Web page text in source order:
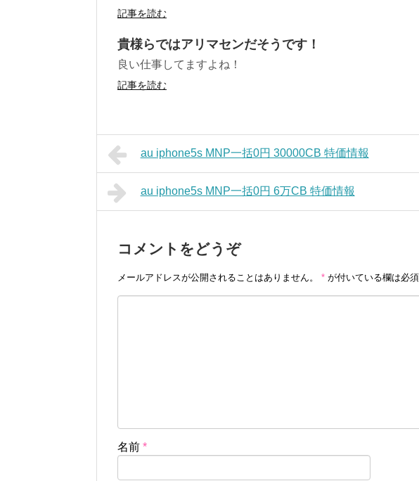
記事を読む
貴様らではアリマセンだそうです！
良い仕事してますよね！
記事を読む
au iphone5s MNP一括0円 30000CB 特価情報
au iphone5s MNP一括0円 6万CB 特価情報
コメントをどうぞ
メールアドレスが公開されることはありません。 * が付いている欄は必
名前 *